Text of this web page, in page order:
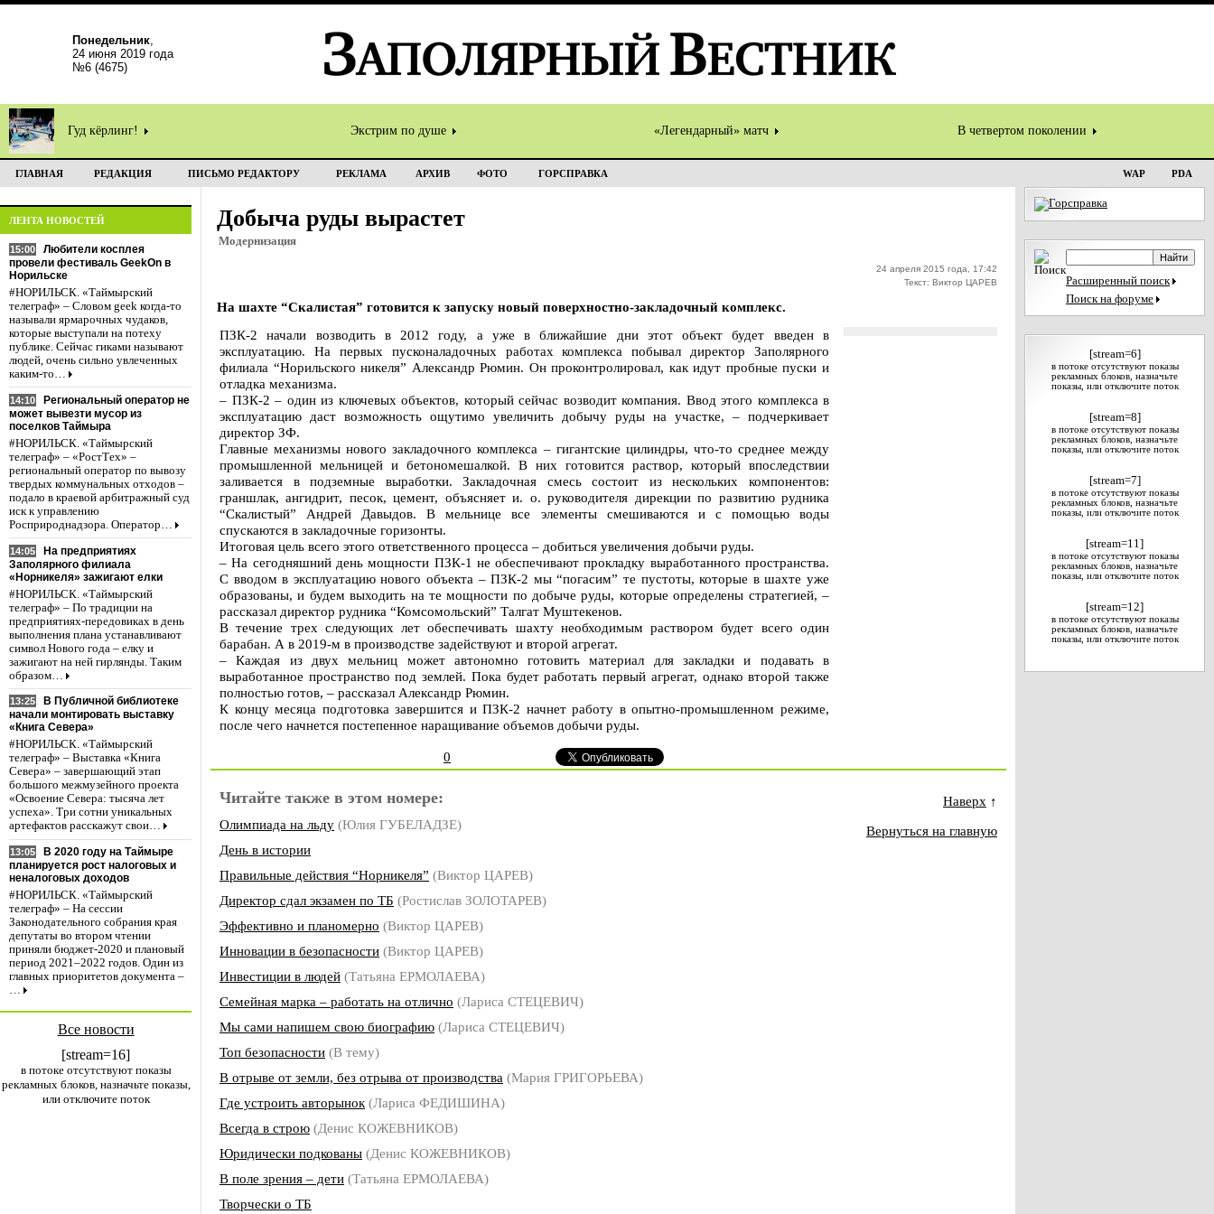
Понедельник,
24 июня 2019 года
№6 (4675)
Гуд кёрлинг! Экстрим по душе «Легендарный» матч В четвертом поколении
ГЛАВНАЯ РЕДАКЦИЯ ПИСЬМО РЕДАКТОРУ РЕКЛАМА АРХИВ ФОТО ГОРСПРАВКА WAP PDA
ЛЕНТА НОВОСТЕЙ
15:00
Любители косплея
провели фестиваль GeekOn в
Норильске
#НОРИЛЬСК. «Таймырский
телеграф» – Словом geek когда-то
называли ярмарочных чудаков,
которые выступали на потеху
публике. Сейчас гиками называют
людей, очень сильно увлеченных
каким-то…
14:10
Региональный оператор не
может вывезти мусор из
поселков Таймыра
#НОРИЛЬСК. «Таймырский
телеграф» – «РостТех» –
региональный оператор по вывозу
твердых коммунальных отходов –
подало в краевой арбитражный суд
иск к управлению
Росприроднадзора. Оператор…
14:05
На предприятиях
Заполярного филиала
«Норникеля» зажигают елки
#НОРИЛЬСК. «Таймырский
телеграф» – По традиции на
предприятиях-передовиках в день
выполнения плана устанавливают
символ Нового года – елку и
зажигают на ней гирлянды. Таким
образом…
13:25
В Публичной библиотеке
начали монтировать выставку
«Книга Севера»
#НОРИЛЬСК. «Таймырский
телеграф» – Выставка «Книга
Севера» – завершающий этап
большого межмузейного проекта
«Освоение Севера: тысяча лет
успеха». Три сотни уникальных
артефактов расскажут свои…
13:05
В 2020 году на Таймыре
планируется рост налоговых и
неналоговых доходов
#НОРИЛЬСК. «Таймырский
телеграф» – На сессии
Законодательного собрания края
депутаты во втором чтении
приняли бюджет-2020 и плановый
период 2021–2022 годов. Один из
главных приоритетов документа –
…
Все новости
[stream=16]
в потоке отсутствуют показы
рекламных блоков, назначьте показы,
или отключите поток
Добыча руды вырастет
Модернизация
24 апреля 2015 года, 17:42
Текст: Виктор ЦАРЕВ
На шахте “Скалистая” готовится к запуску новый поверхностно-закладочный комплекс.
ПЗК-2 начали возводить в 2012 году, а уже в ближайшие дни этот объект будет введен в
эксплуатацию. На первых пусконаладочных работах комплекса побывал директор Заполярного
филиала “Норильского никеля” Александр Рюмин. Он проконтролировал, как идут пробные пуски и
отладка механизма.
– ПЗК-2 – один из ключевых объектов, который сейчас возводит компания. Ввод этого комплекса в
эксплуатацию даст возможность ощутимо увеличить добычу руды на участке, – подчеркивает
директор ЗФ.
Главные механизмы нового закладочного комплекса – гигантские цилиндры, что-то среднее между
промышленной мельницей и бетономешалкой. В них готовится раствор, который впоследствии
заливается в подземные выработки. Закладочная смесь состоит из нескольких компонентов:
граншлак, ангидрит, песок, цемент, объясняет и. о. руководителя дирекции по развитию рудника
“Скалистый” Андрей Давыдов. В мельнице все элементы смешиваются и с помощью воды
спускаются в закладочные горизонты.
Итоговая цель всего этого ответственного процесса – добиться увеличения добычи руды.
– На сегодняшний день мощности ПЗК-1 не обеспечивают прокладку выработанного пространства.
С вводом в эксплуатацию нового объекта – ПЗК-2 мы “погасим” те пустоты, которые в шахте уже
образованы, и будем выходить на те мощности по добыче руды, которые определены стратегией, –
рассказал директор рудника “Комсомольский” Талгат Муштекенов.
В течение трех следующих лет обеспечивать шахту необходимым раствором будет всего один
барабан. А в 2019-м в производстве задействуют и второй агрегат.
– Каждая из двух мельниц может автономно готовить материал для закладки и подавать в
выработанное пространство под землей. Пока будет работать первый агрегат, однако второй также
полностью готов, – рассказал Александр Рюмин.
К концу месяца подготовка завершится и ПЗК-2 начнет работу в опытно-промышленном режиме,
после чего начнется постепенное наращивание объемов добычи руды.
0
Читайте также в этом номере:
Олимпиада на льду (Юлия ГУБЕЛАДЗЕ)
День в истории
Правильные действия “Норникеля” (Виктор ЦАРЕВ)
Директор сдал экзамен по ТБ (Ростислав ЗОЛОТАРЕВ)
Эффективно и планомерно (Виктор ЦАРЕВ)
Инновации в безопасности (Виктор ЦАРЕВ)
Инвестиции в людей (Татьяна ЕРМОЛАЕВА)
Семейная марка – работать на отлично (Лариса СТЕЦЕВИЧ)
Мы сами напишем свою биографию (Лариса СТЕЦЕВИЧ)
Топ безопасности (В тему)
В отрыве от земли, без отрыва от производства (Мария ГРИГОРЬЕВА)
Где устроить авторынок (Лариса ФЕДИШИНА)
Всегда в строю (Денис КОЖЕВНИКОВ)
Юридически подкованы (Денис КОЖЕВНИКОВ)
В поле зрения – дети (Татьяна ЕРМОЛАЕВА)
Творчески о ТБ
Наверх ↑
Вернуться на главную
Расширенный поиск
Поиск на форуме
[stream=6]
в потоке отсутствуют показы
рекламных блоков, назначьте
показы, или отключите поток
[stream=8]
в потоке отсутствуют показы
рекламных блоков, назначьте
показы, или отключите поток
[stream=7]
в потоке отсутствуют показы
рекламных блоков, назначьте
показы, или отключите поток
[stream=11]
в потоке отсутствуют показы
рекламных блоков, назначьте
показы, или отключите поток
[stream=12]
в потоке отсутствуют показы
рекламных блоков, назначьте
показы, или отключите поток